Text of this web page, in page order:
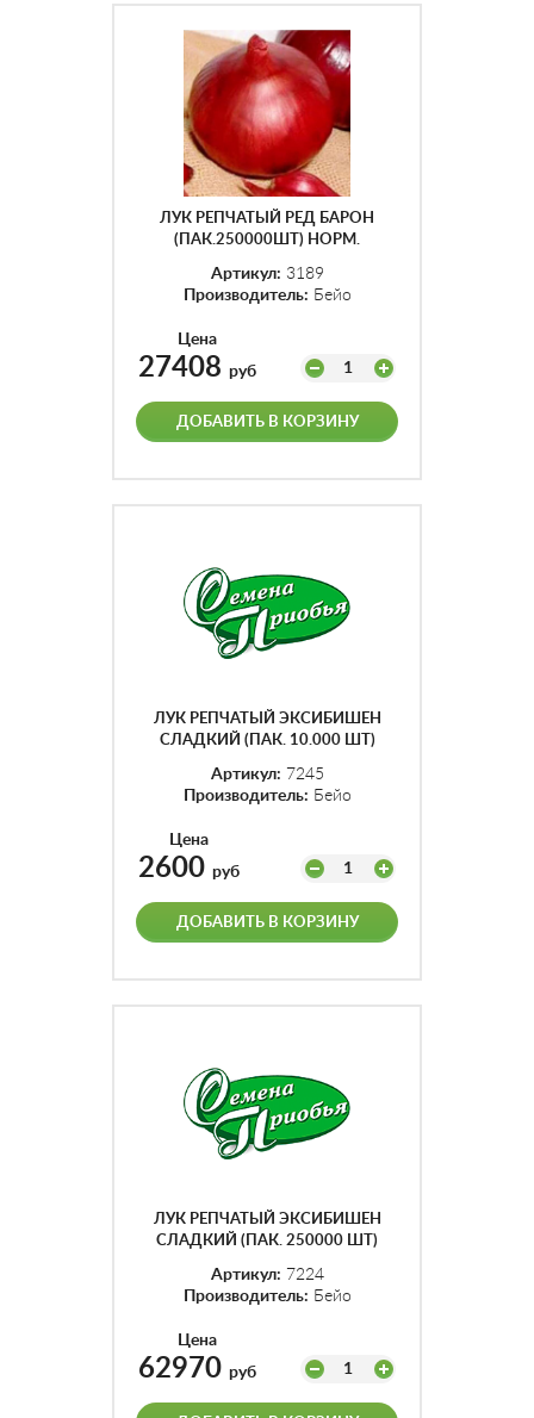
ЛУК РЕПЧАТЫЙ РЕД БАРОН
(ПАК.250000ШТ) НОРМ.
Артикул: 3189
Производитель: Бейо
Цена
27408 руб 1
ДОБАВИТЬ В КОРЗИНУ
ЛУК РЕПЧАТЫЙ ЭКСИБИШЕН
СЛАДКИЙ (ПАК. 10.000 ШТ)
Артикул: 7245
Производитель: Бейо
Цена
2600 руб 1
ДОБАВИТЬ В КОРЗИНУ
ЛУК РЕПЧАТЫЙ ЭКСИБИШЕН
СЛАДКИЙ (ПАК. 250000 ШТ)
Артикул: 7224
Производитель: Бейо
Цена
62970 руб 1